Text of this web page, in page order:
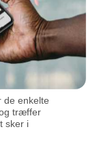
de enkelte
træffer
sker i